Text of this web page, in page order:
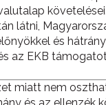
látni,
és
az EKB
miatt nem